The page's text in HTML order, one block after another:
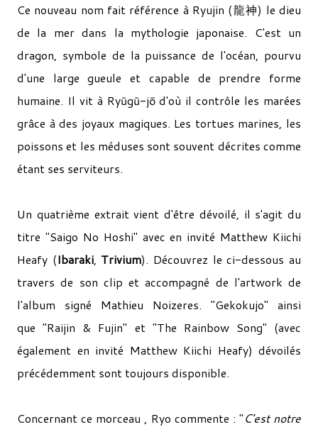
Ce nouveau nom fait référence à Ryujin (龍神) le dieu
de la mer dans la mythologie japonaise. C'est un
dragon, symbole de la puissance de l'océan, pourvu
d'une large gueule et capable de prendre forme
humaine. Il vit à Ryūgū-jō d'où il contrôle les marées
grâce à des joyaux magiques. Les tortues marines, les
poissons et les méduses sont souvent décrites comme
étant ses serviteurs.
Un quatrième extrait vient d'être dévoilé, il s'agit du
titre "Saigo No Hoshi" avec en invité Matthew Kiichi
Heafy (Ibaraki, Trivium). Découvrez le ci-dessous au
travers de son clip et accompagné de l'artwork de
l'album signé Mathieu Noizeres. "Gekokujo" ainsi
que"Raijin & Fujin" et "The Rainbow Song" (avec
également en invité Matthew Kiichi Heafy) dévoilés
précédemment sont toujours disponible.
Concernant ce morceau , Ryo commente : "C'est notre